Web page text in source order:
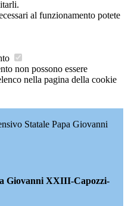
al funzionamento potete
non possono essere
nella pagina della cookie
Statale Papa Giovanni
Giovanni XXIII-Capozzi-